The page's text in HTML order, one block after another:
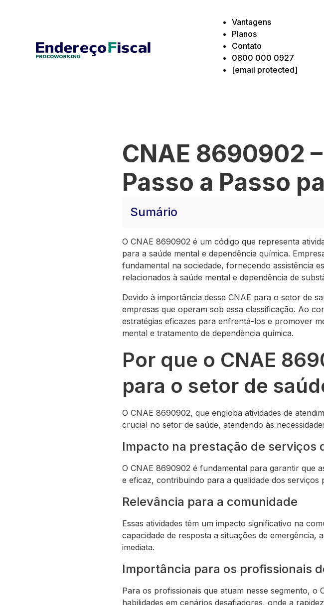
Vantagens
Planos
Contato
0800 000 0927
[email protected]
CNAE 8690902
Passo a Passo
Sumário
O CNAE 8690902 é um código que representa
para a saúde mental e dependência química.
fundamental na sociedade, fornecendo assistência
relacionados à saúde mental e dependência de
Devido à importância desse CNAE para o setor de
empresas que operam sob essa classificação. Ao
estratégias eficazes para enfrentá-los e promover
mental e tratamento de dependência química.
Por que o CNAE
para o setor de
O CNAE 8690902, que engloba atividades de
crucial no setor de saúde, atendendo às
Impacto na prestação de serviços
O CNAE 8690902 é fundamental para garantir que
e eficaz, contribuindo para a qualidade dos serviços
Relevância para a comunidade
Essas atividades têm um impacto significativo na
capacidade de resposta a situações de emergência,
imediata.
Importância para os profissionais
Para os profissionais que atuam nesse segmento,
habilidades em cenários desafiadores, onde a